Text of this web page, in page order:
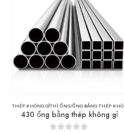
THÉP KHÔNG GỈTHÌ ỐNG/ỐNG BẰNG THÉP KHÔNG GỈ
430 ống bằng thép không gỉ